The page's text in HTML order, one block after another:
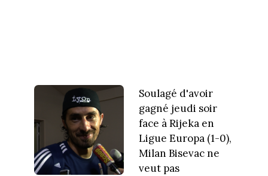
Soulagé d'avoir
gagné jeudi soir
face à Rijeka en
Ligue Europa (1-0),
Milan Bisevac ne
veut pas